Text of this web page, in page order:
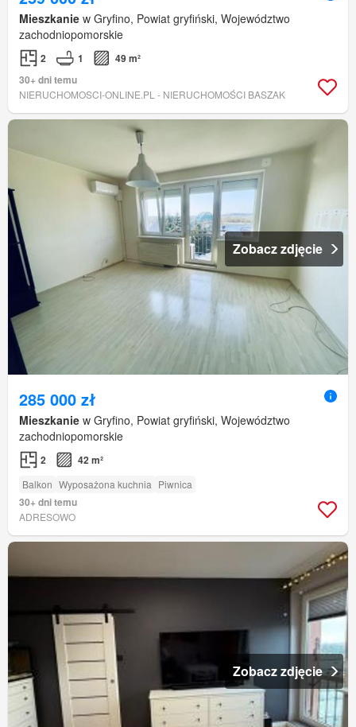
Mieszkanie w Gryfino, Powiat gryfiński, Województwo
zachodniopomorskie
2 1
49 m²
30+ dni temu
NIERUCHOMOSCI-ONLINE.PL - NIERUCHOMOŚCI BASZAK
Zobacz zdjęcie
285 000 zł
Mieszkanie w Gryfino, Powiat gryfiński, Województwo
zachodniopomorskie
2 42 m²
Balkon Wyposażona kuchnia Piwnica
30+ dni temu
ADRESOWO
Zobacz zdjęcie